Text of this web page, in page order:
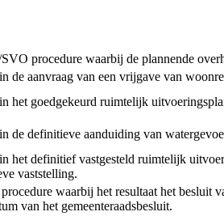
procedure waarbij de plannende
de aanvraag van een vrijgave van
het goedgekeurd ruimtelijk
de definitieve aanduiding van
het definitief vastgesteld ruimtelijk
vaststelling.
waarbij het resultaat het besluit
van het gemeenteraadsbesluit.